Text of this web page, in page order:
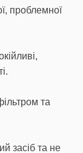
проблемної
та
засіб та не